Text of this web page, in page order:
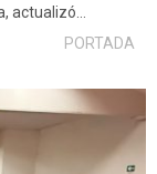
actualizó…
PORTADA